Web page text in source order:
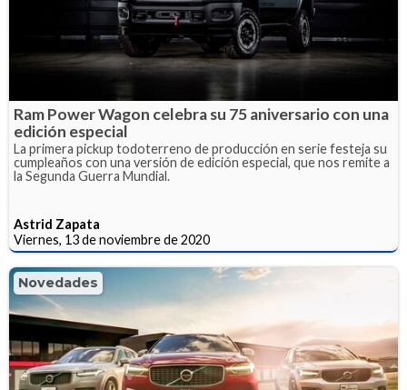
Ram Power Wagon celebra su 75 aniversario con una
edición especial
La primera pickup todoterreno de producción en serie festeja su
cumpleaños con una versión de edición especial, que nos remite a
la Segunda Guerra Mundial.
Astrid Zapata
Viernes, 13 de noviembre de 2020
Novedades